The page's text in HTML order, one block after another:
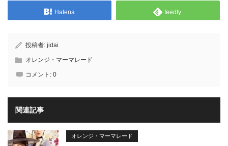
Hatena feedly
投稿者: jidai
オレンジ・マーマレード
コメント: 0
関連記事
オレンジ・マーマレード